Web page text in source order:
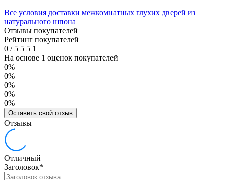
Все условия доставки межкомнатных глухих дверей из
натурального шпона
Отзывы покупателей
Рейтинг покупателей
0 /5 5 5 1
На основе 1 оценок покупателей
0%
0%
0%
0%
0%
Оставить свой отзыв
Отзывы
Отличный
Заголовок*